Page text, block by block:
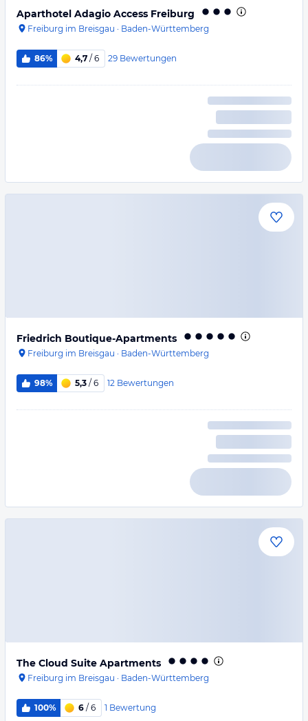
Aparthotel Adagio Access Freiburg
Freiburg im Breisgau · Baden-Württemberg
86% 4,7 / 6 29 Bewertungen
Friedrich Boutique-Apartments
Freiburg im Breisgau · Baden-Württemberg
98% 5,3 / 6 12 Bewertungen
The Cloud Suite Apartments
Freiburg im Breisgau · Baden-Württemberg
100% 6 / 6 1 Bewertung